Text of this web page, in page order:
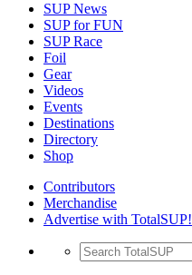
SUP News
SUP for FUN
SUP Race
Foil
Gear
Videos
Events
Destinations
Directory
Shop
Contributors
Merchandise
Advertise with TotalSUP!